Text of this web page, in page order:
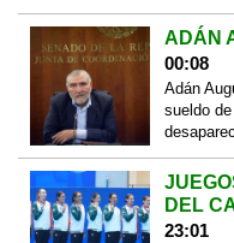
ADÁN
00:08
Adán
sueldo
DEL
23:01